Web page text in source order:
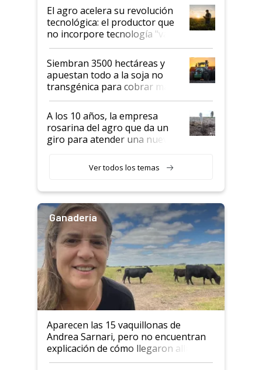
El agro acelera su revolución
tecnológica: el productor que
no incorpore tecnología "va a
perder el tren"
Siembran 3500 hectáreas y
apuestan todo a la soja no
transgénica para cobrar más
por tonelada: compraron un
semillero
A los 10 años, la empresa
rosarina del agro que da un
giro para atender una nueva
Ver todos los temas
Ganadería
Aparecen las 15 vaquillonas de
Andrea Sarnari, pero no encuentran
explicación de cómo llegaron allí